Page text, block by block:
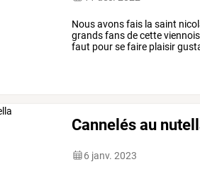
Nousavonsfais la saint
grandsfansdecette
faut poursefaire plaisir
Cannelés au
6 janv. 2023